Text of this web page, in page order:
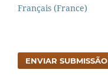
Français (France)
ENVIAR SUBMISSÃO